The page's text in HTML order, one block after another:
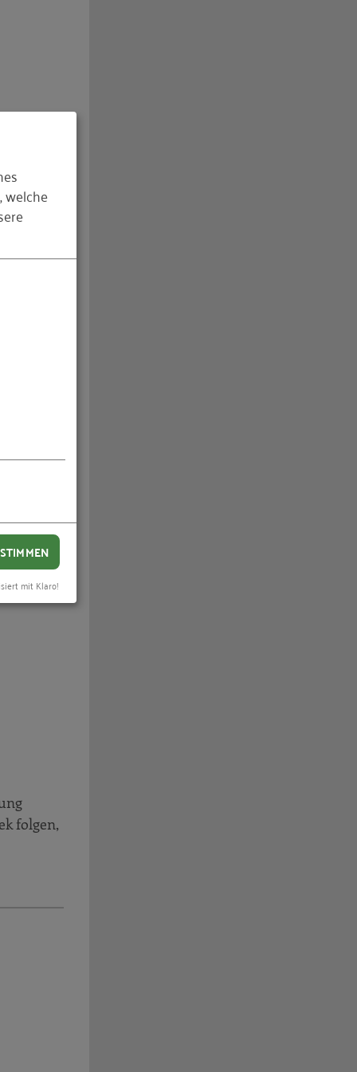
sich
folgen,
welche
mit Klaro!